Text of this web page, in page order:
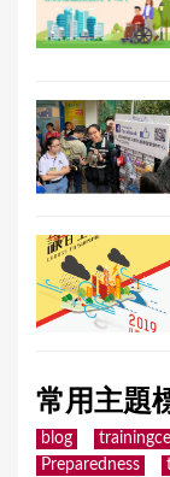
常用主題
blog
Preparedness